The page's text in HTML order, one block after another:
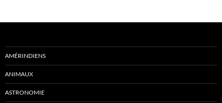
AMÉRINDIENS
ANIMAUX
ASTRONOMIE